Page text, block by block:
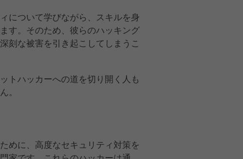
について学びながら、スキルを身
す。そのため、彼らのハッキング
刻な被害を引き起こしてしまうこ
トハッカーへの道を切り開く人も
。
めに、高度なセキュリティ対策を